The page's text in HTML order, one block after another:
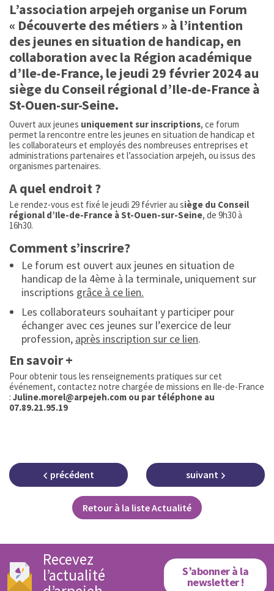
L’association arpejeh organise un Forum
« Découverte des métiers » à l’intention
des jeunes en situation de handicap, en
collaboration avec la Région académique
d’Ile-de-France, le jeudi 29 février 2024 au
siège du Conseil régional d’Ile-de-France à
St-Ouen-sur-Seine.
Ouvert aux jeunes uniquement sur inscriptions, ce forum
permet la rencontre entre les jeunes en situation de handicap et
les collaborateurs et employés des nombreuses entreprises et
administrations partenaires et l’association arpejeh, ou issus des
organismes partenaires.
A quel endroit ?
Le rendez-vous est fixé le jeudi 29 février au siège du Conseil
régional d’Ile-de-France à St-Ouen-sur-Seine, de 9h30 à
16h30.
Comment s’inscrire?
Le forum est ouvert aux jeunes en situation de
handicap de la 4ème à la terminale, uniquement sur
inscriptions grâce à ce lien.
Les collaborateurs souhaitant y participer pour
échanger avec ces jeunes sur l’exercice de leur
profession, après inscription sur ce lien.
En savoir +
Pour obtenir tous les renseignements pratiques sur cet
événement, contactez notre chargée de missions en Ile-de-France
: Juline.morel@arpejeh.com ou par téléphone au
07.89.21.95.19
précédent
Retour à la liste Actualité
suivant
Recevez
l’actualité
S’abonner à la
newsletter !